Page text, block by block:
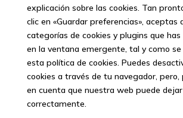
explicación sobre las cookies. Tan
clic en «Guardar preferencias», aceptas
categorías de cookies y plugins que has
en la ventana emergente, tal y como se
esta política de cookies. Puedes
cookies a través de tu navegador, pero,
en cuenta que nuestra web puede
correctamente.